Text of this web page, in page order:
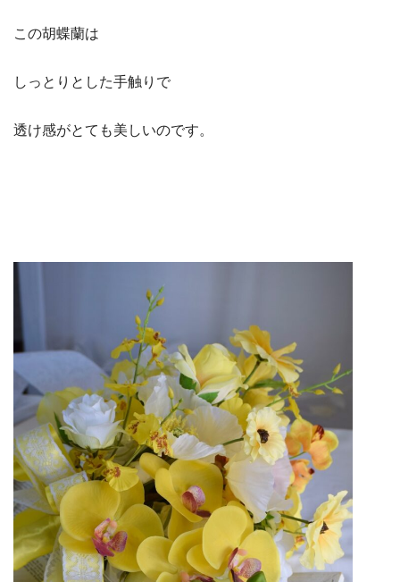
この胡蝶蘭は
しっとりとした手触りで
透け感がとても美しいのです。